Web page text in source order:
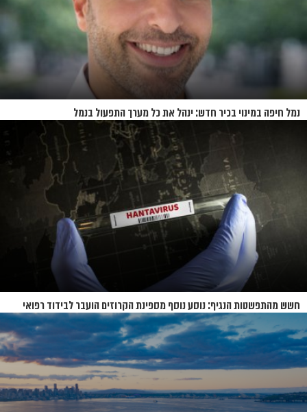
נמל חיפה במינוי בכיר חדש: ינהל את כל מערך התפעול בנמל
חשש מהתפשטות הנגיף: נוסע נוסף מספינת הקרוזים הועבר לבידוד רפואי
בנברסקה